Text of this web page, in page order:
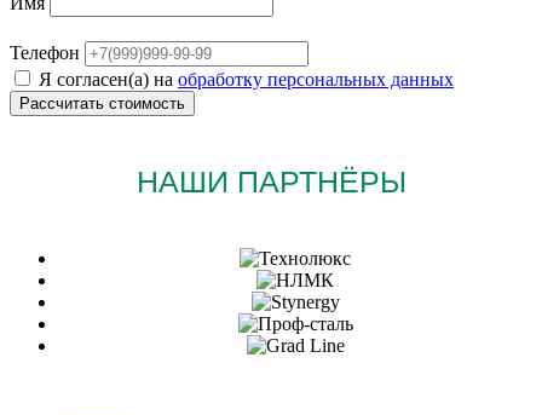
Телефон
Я согласен(а) на обработку персональных данных
НАШИ ПАРТНЁРЫ